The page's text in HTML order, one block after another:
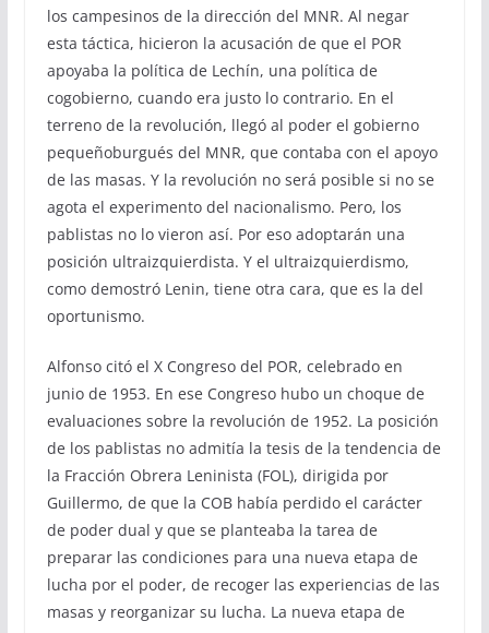
los campesinos de la dirección del MNR. Al negar
esta táctica, hicieron la acusación de que el POR
apoyaba la política de Lechín, una política de
cogobierno, cuando era justo lo contrario. En el
terreno de la revolución, llegó al poder el gobierno
pequeñoburgués del MNR, que contaba con el apoyo
de las masas. Y la revolución no será posible si no se
agota el experimento del nacionalismo. Pero, los
pablistas no lo vieron así. Por eso adoptarán una
posición ultraizquierdista. Y el ultraizquierdismo,
como demostró Lenin, tiene otra cara, que es la del
oportunismo.
Alfonso citó el X Congreso del POR, celebrado en
junio de 1953. En ese Congreso hubo un choque de
evaluaciones sobre la revolución de 1952. La posición
de los pablistas no admitía la tesis de la tendencia de
la Fracción Obrera Leninista (FOL), dirigida por
Guillermo, de que la COB había perdido el carácter
de poder dual y que se planteaba la tarea de
preparar las condiciones para una nueva etapa de
lucha por el poder, de recoger las experiencias de las
masas y reorganizar su lucha. La nueva etapa de